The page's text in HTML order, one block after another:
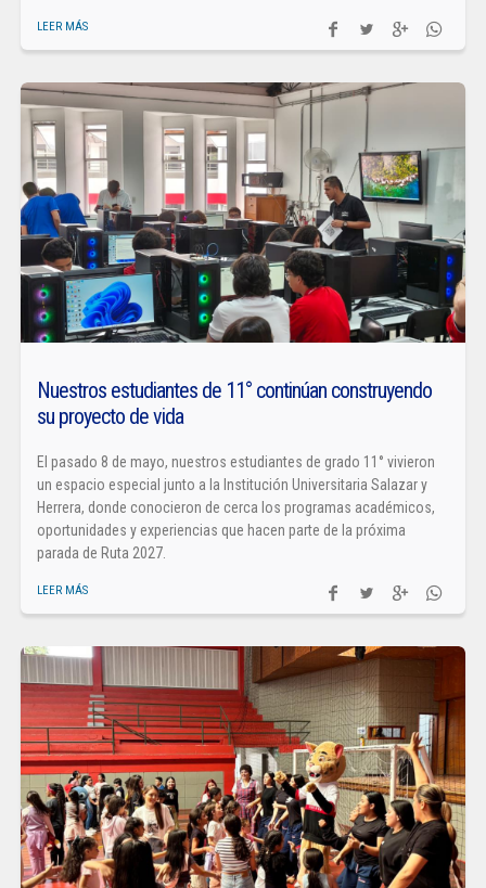
LEER MÁS
Nuestros estudiantes de 11° continúan construyendo
su proyecto de vida
El pasado 8 de mayo, nuestros estudiantes de grado 11° vivieron
un espacio especial junto a la Institución Universitaria Salazar y
Herrera, donde conocieron de cerca los programas académicos,
oportunidades y experiencias que hacen parte de la próxima
parada de Ruta 2027.
LEER MÁS